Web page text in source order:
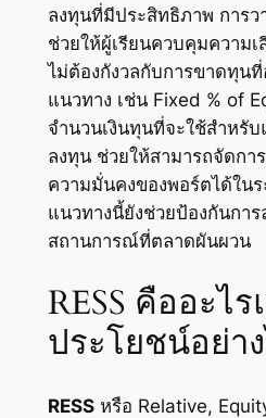
ลงทุนที่มีประสิทธิภาพ การว
ช่วยให้ผู้เรียนควบคุมความเ
ไม่ต้องกังวลกับการขาดทุน
แนวทาง เช่น Fixed % of
จำนวนเงินทุนที่จะใช้สำหรั
ลงทุน ช่วยให้สามารถจัดกา
ความมั่นคงของพอร์ตได้ในร
แนวทางนี้ยังช่วยป้องกันกา
สถานการณ์ที่ตลาดผันผวน
RESS คืออะไ
ประโยชน์อย่า
RESSหรือ Relative,